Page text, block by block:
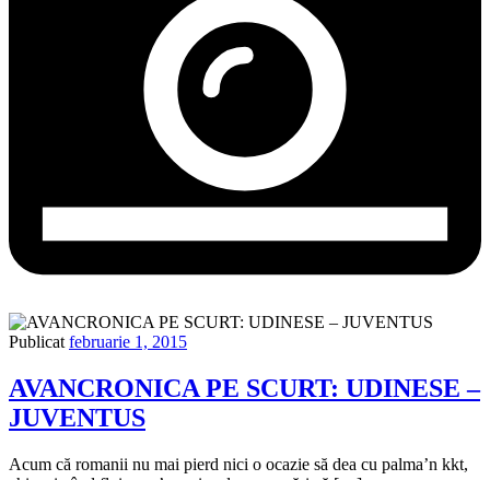
Publicat februarie 1, 2015
AVANCRONICA PE SCURT: UDINESE –
JUVENTUS
Acum că romanii nu mai pierd nici o ocazie să dea cu palma’n kkt,